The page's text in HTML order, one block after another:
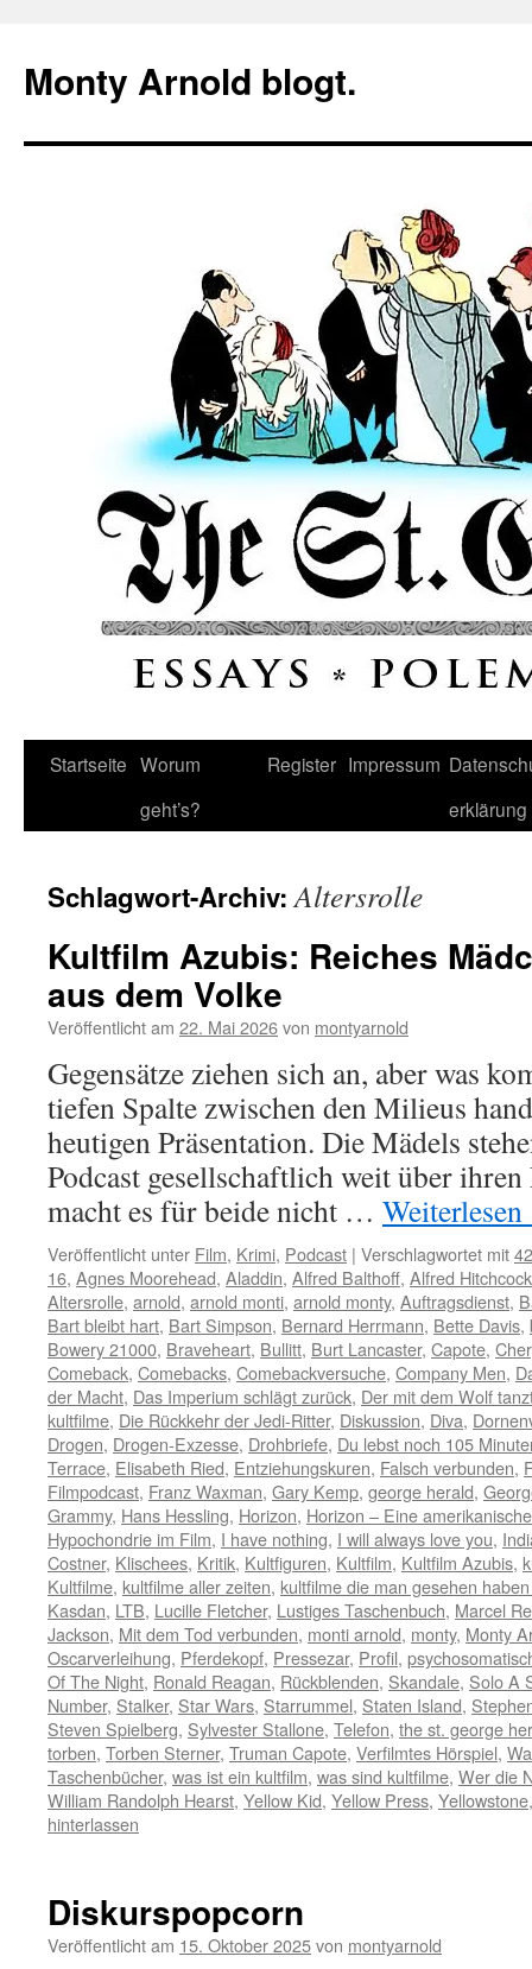
springen
Monty Arnold blogt.
Startseite Worum
geht’s?
Register Impressum
erklärung
Schlagwort-Archiv:Altersrolle
Kultfilm Azubis: Reiches
aus dem Volke
Veröffentlicht am 22. Mai 2026von montyarnold
Gegensätze ziehen sich an, aber was
tiefen Spalte zwischen den Milieus
heutigen Präsentation. Die Mädels
Podcast gesellschaftlich weit über
macht es für beide nicht … Weiterlesen
Veröffentlicht unter Film, Krimi, Podcast | Verschlagwortet mit
16, Agnes Moorehead, Aladdin, Alfred Balthoff, Alfred Hitchcock
Altersrolle, arnold, arnold monti, arnold monty, Auftragsdienst,
Bart bleibt hart, Bart Simpson, Bernard Herrmann, Bette Davis,
Bowery 21000, Braveheart, Bullitt, Burt Lancaster, Capote, Cher
Comeback, Comebacks, Comebackversuche, Company Men,
der Macht, Das Imperium schlägt zurück, Der mit dem Wolf
kultfilme, Die Rückkehr der Jedi-Ritter, Diskussion, Diva,
Drogen, Drogen-Exzesse, Drohbriefe, Du lebst noch 105
Terrace, Elisabeth Ried, Entziehungskuren, Falsch verbunden,
Filmpodcast, Franz Waxman, Gary Kemp, george herald,
Grammy, Hans Hessling, Horizon, Horizon – Eine
Hypochondrie im Film, I have nothing, I will always love you,
Costner, Klischees, Kritik, Kultfiguren, Kultfilm, Kultfilm Azubis,
Kultfilme, kultfilme aller zeiten, kultfilme die man gesehen
Kasdan, LTB, Lucille Fletcher, Lustiges Taschenbuch, Marcel
Jackson, Mit dem Tod verbunden, monti arnold, monty, Monty
Oscarverleihung, Pferdekopf, Pressezar, Profil,
Of The Night, Ronald Reagan, Rückblenden, Skandale, Solo A
Number, Stalker, Star Wars, Starrummel, Staten Island,
Steven Spielberg, Sylvester Stallone, Telefon, the st. george
torben, Torben Sterner, Truman Capote, Verfilmtes Hörspiel,
Taschenbücher, was ist ein kultfilm, was sind kultfilme, Wer die
William Randolph Hearst, Yellow Kid, Yellow Press, Yellowstone
hinterlassen
Diskurspopcorn
Veröffentlicht am 15. Oktober 2025von montyarnold